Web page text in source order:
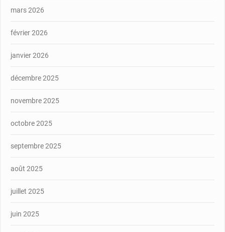
mars 2026
février 2026
janvier 2026
décembre 2025
novembre 2025
octobre 2025
septembre 2025
août 2025
juillet 2025
juin 2025